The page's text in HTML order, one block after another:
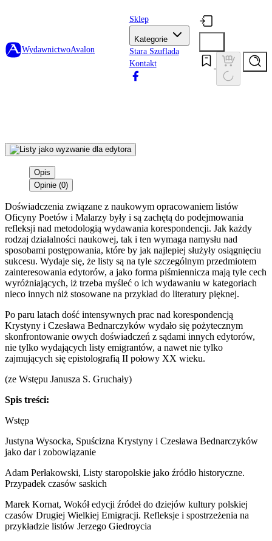
WydawnictwoAvalon
Sklep
Kategorie
Stara Szuflada
Kontakt
Opis
Opinie (0)
Doświadczenia związane z naukowym opracowaniem listów
Oficyny Poetów i Malarzy były i są zachętą do podejmowania
refleksji nad metodologią wydawania korespondencji. Jak każdy
rodzaj działalności naukowej, tak i ten wymaga namysłu nad
sposobami postępowania, które by jak najlepiej służyły osiągnięciu
sukcesu. Wydaje się, że listy są na tyle szczególnym przedmiotem
zainteresowania edytorów, a jako forma piśmiennicza mają tyle cech
wyróżniających, iż trzeba myśleć o ich wydawaniu w kategoriach
nieco innych niż stosowane na przykład do literatury pięknej.
Po paru latach dość intensywnych prac nad korespondencją
Krystyny i Czesława Bednarczyków wydało się pożytecznym
skonfrontowanie owych doświadczeń z sądami innych edytorów,
nie tylko wydających listy emigrantów, a nawet nie tylko
zajmujących się epistolografią II połowy XX wieku.
(ze Wstępu Janusza S. Gruchały)
Spis treści:
Wstęp
Justyna Wysocka, Spuścizna Krystyny i Czesława Bednarczyków
jako dar i zobowiązanie
Adam Perłakowski, Listy staropolskie jako źródło historyczne.
Przypadek czasów saskich
Marek Kornat, Wokół edycji źródeł do dziejów kultury polskiej
czasów Drugiej Wielkiej Emigracji. Refleksje i spostrzeżenia na
przykładzie listów Jerzego Giedroycia